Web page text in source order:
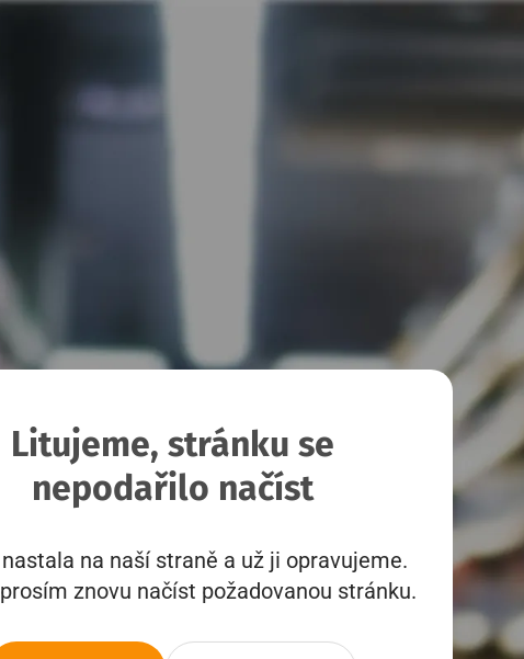
Litujeme, stránku se
nepodařilo načíst
nastala na naší straně a už ji opravujeme.
znovu načíst požadovanou stránku.